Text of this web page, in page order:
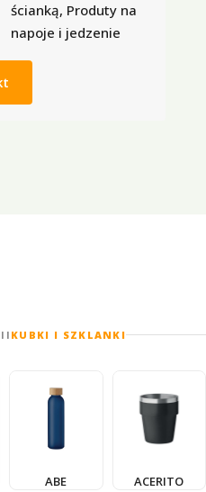
ścianką, Produty na
napoje i jedzenie
KUBKI I SZKLANKI
ABE ACERITO